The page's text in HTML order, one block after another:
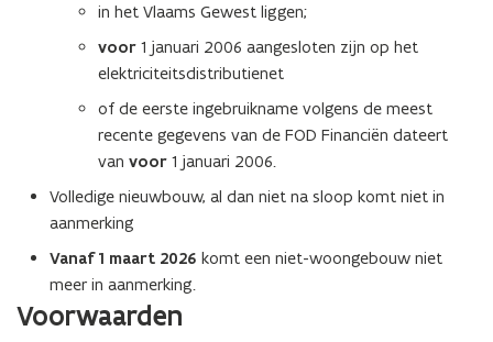
n
t
e
)
n
s
t
e
r
)
in het Vlaams Gewest liggen;
voor 1 januari 2006 aangesloten zijn op het
elektriciteitsdistributienet
of de eerste ingebruikname volgens de meest
recente gegevens van de FOD Financiën dateert
van voor 1 januari 2006.
Volledige nieuwbouw, al dan niet na sloop komt niet in
aanmerking
Vanaf 1 maart 2026 komt een niet-woongebouw niet
meer in aanmerking.
Voorwaarden